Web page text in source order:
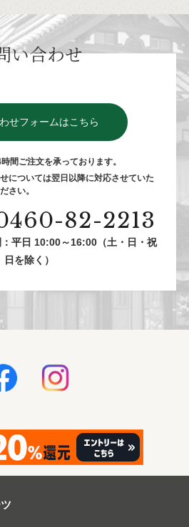
い合わせ
せフォームはこちら
間ご注⽂を承っております。
については翌⽇以降に対応させていた
さい。
82-2213
平日 10:00～16:00（土・日・祝
日を除く）